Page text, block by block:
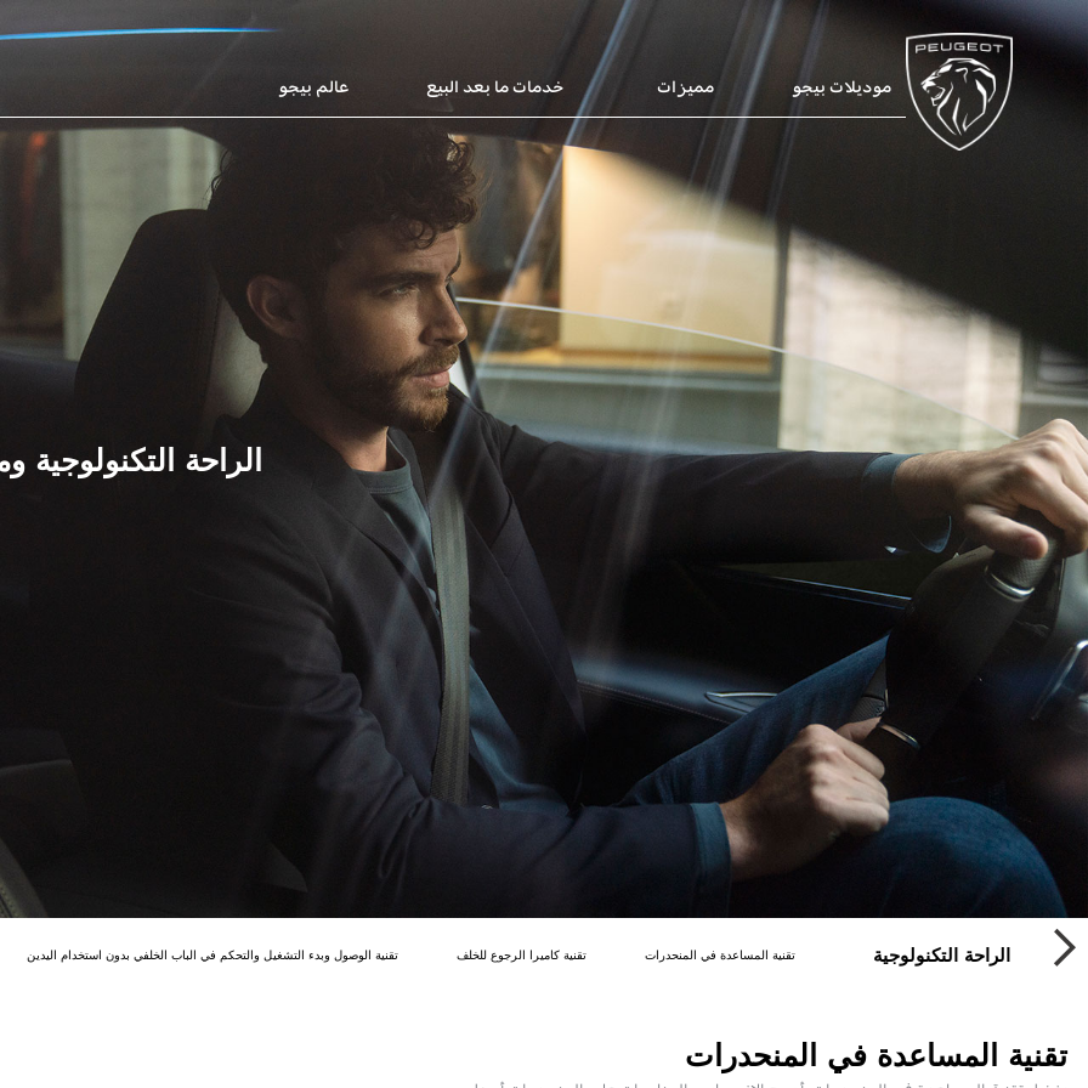
موديلات بيجو مميزات خدمات ما بعد البيع عالم بيجو
الراحة التكنولوجية
الراحة التكنولوجية تقنية المساعدة في المنحدرات تقنية كاميرا الرجوع للخلف تقنية الوصول وبدء التشغيل والتحكم في الباب الخلفي بدون استخدام اليدين
تقنية المساعدة في المنحدرات